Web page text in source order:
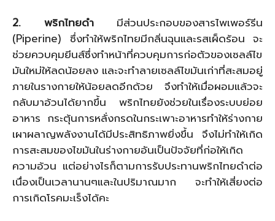
2. พริกไทยดำมีส่วนประกอบของสารไพเพอร์รีน
(Piperine) ซึ่งทำให้พริกไทยมีกลิ่นฉุนและรสเผ็ดร้อน จะ
ช่วยควบคุมยีนส์ซึ่งทำหน้าที่ควบคุมการก่อตัวของเซลล์ไข
มันใหม่ให้ลดน้อยลง และจะทำลายเซลล์ไขมันเก่าที่สะสมอยู่
ภายในรางกายให้น้อยลดอีกด้วย จึงทำให้เมื่อผอมแล้วจะ
กลับมาอ้วนได้ยากขึ้น พริกไทยยังช่วยในเรื่องระบบย่อย
อาหาร กระตุ้นการหลั่งกรดในกระเพาะอาหารทำให้ร่างกาย
เผาผลาญพลังงานได้มีประสิทธิภาพยิ่งขึ้น จึงไม่ทำให้เกิด
การสะสมของไขมันในร่างกายอันเป็นปัจจัยที่ก่อให้เกิด
ความอ้วน แต่อย่างไรก็ตามการรับประทานพริกไทยดำต่อ
เนื่องเป็นเวลานานๆและในปริมาณมาก จะทำให้เสี่ยงต่อ
การเกิดโรคมะเร็งได้คะ